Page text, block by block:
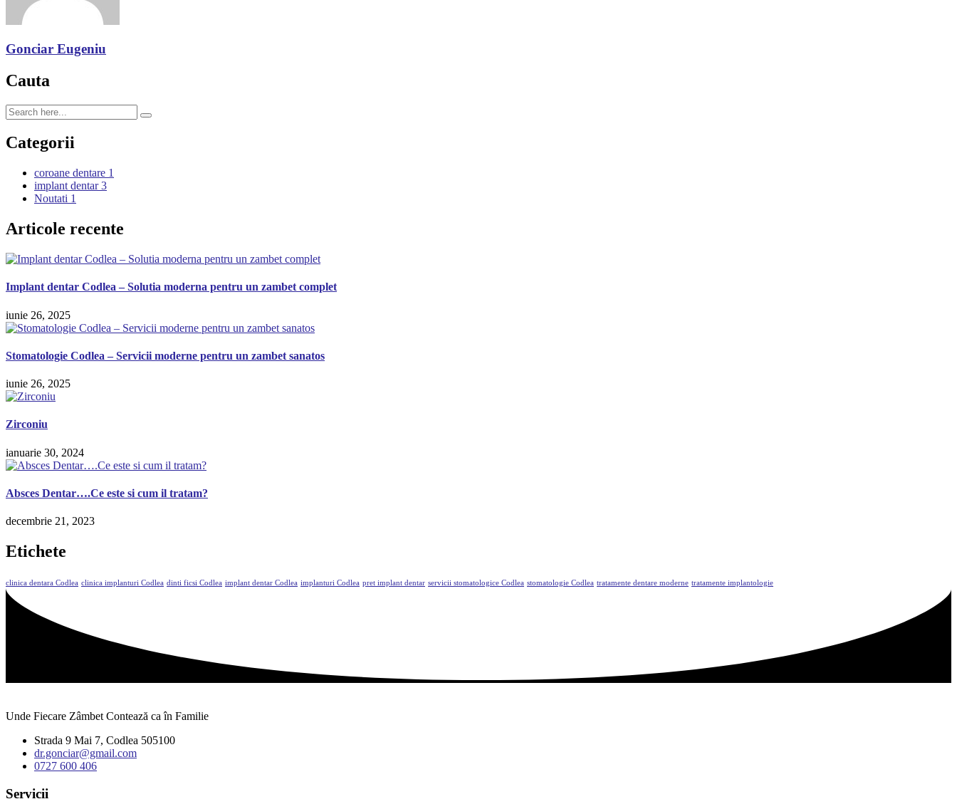
Gonciar Eugeniu
Cauta
Categorii
coroane dentare 1
implant dentar3
Noutati 1
Articole recente
Implant dentar Codlea – Solutia moderna pentru un zambet complet
iunie 26, 2025
Stomatologie Codlea – Servicii moderne pentru un zambet sanatos
iunie 26, 2025
Zirconiu
ianuarie 30, 2024
Absces Dentar….Ce este si cum il tratam?
decembrie 21, 2023
Etichete
clinica dentara Codlea clinica implanturi Codlea dinti ficsi Codlea implant dentar Codlea implanturi Codlea pret implant dentar servicii stomatologice Codlea stomatologie Codlea tratamente dentare moderne tratamente implantologie
Unde Fiecare Zâmbet Contează ca în Familie
Strada 9 Mai 7, Codlea 505100
dr.gonciar@gmail.com
0727 600 406
Servicii